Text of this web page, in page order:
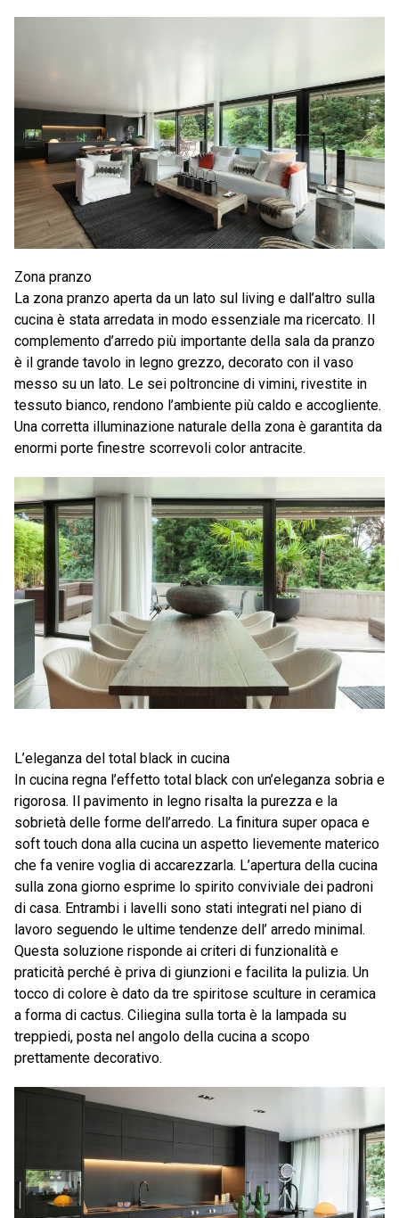
Zona pranzo
La zona pranzo aperta da un lato sul living e dall’altro sulla
cucina è stata arredata in modo essenziale ma ricercato. Il
complemento d’arredo più importante della sala da pranzo
è il grande tavolo in legno grezzo, decorato con il vaso
messo su un lato. Le sei poltroncine di vimini, rivestite in
tessuto bianco, rendono l’ambiente più caldo e accogliente.
Una corretta illuminazione naturale della zona è garantita da
enormi porte finestre scorrevoli color antracite.
L’eleganza del total black in cucina
In cucina regna l’effetto total black con un’eleganza sobria e
rigorosa. Il pavimento in legno risalta la purezza e la
sobrietà delle forme dell’arredo. La finitura super opaca e
soft touch dona alla cucina un aspetto lievemente materico
che fa venire voglia di accarezzarla. L’apertura della cucina
sulla zona giorno esprime lo spirito conviviale dei padroni
di casa. Entrambi i lavelli sono stati integrati nel piano di
lavoro seguendo le ultime tendenze dell’ arredo minimal.
Questa soluzione risponde ai criteri di funzionalità e
praticità perché è priva di giunzioni e facilita la pulizia. Un
tocco di colore è dato da tre spiritose sculture in ceramica
a forma di cactus. Ciliegina sulla torta è la lampada su
treppiedi, posta nel angolo della cucina a scopo
prettamente decorativo.